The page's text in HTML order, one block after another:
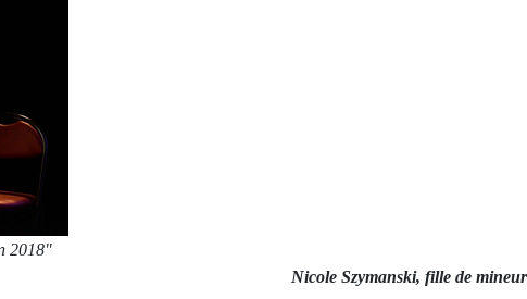
2018"
Nicole Szymanski, fille de mineur